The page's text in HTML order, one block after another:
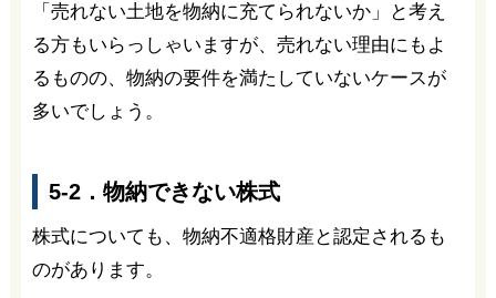
「売れない土地を物納に充てられないか」と考え
る方もいらっしゃいますが、売れない理由にもよ
るものの、物納の要件を満たしていないケースが
多いでしょう。
5-2．物納できない株式
株式についても、物納不適格財産と認定されるも
のがあります。